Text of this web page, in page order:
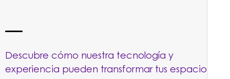
Descubre cómo nuestra tecnología y
experiencia pueden transformar tus espacios